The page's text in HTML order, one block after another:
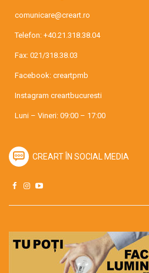
comunicare@creart.ro
Telefon: +40.21.318.38.04
Fax: 021/318.38.03
Facebook: creartpmb
Instagram creartbucuresti
Luni – Vineri: 09:00 – 17:00
CREART ÎN SOCIAL MEDIA